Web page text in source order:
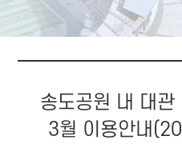
송도공원 내 대
3월 이용안내